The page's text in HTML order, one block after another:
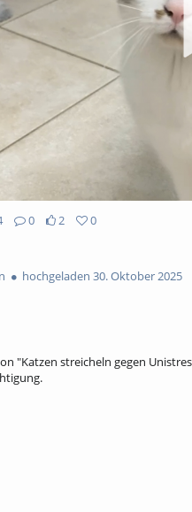
0
2
0
hochgeladen 30. Oktober 2025
"Katzen streicheln gegen